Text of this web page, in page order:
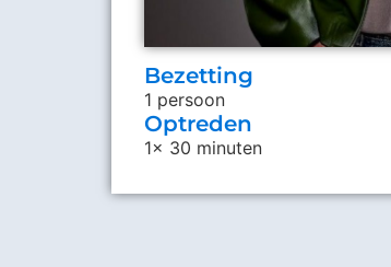
Bezetting
1 persoon
Optreden
1x 30 minuten